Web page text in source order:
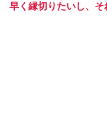
早く縁切りたいし、